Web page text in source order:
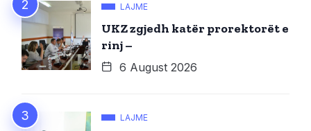
LAJME
UKZ zgjedh katër prorektorët e
rinj –
6 August 2026
LAJME